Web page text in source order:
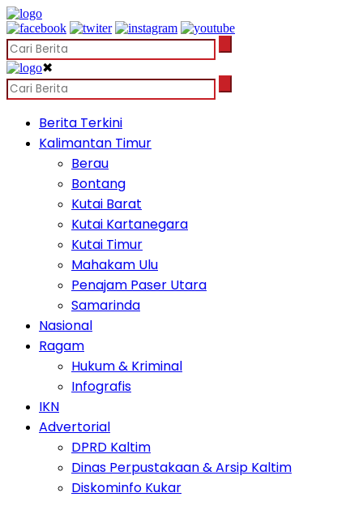
✖
Berita Terkini
Kalimantan Timur
Berau
Bontang
Kutai Barat
Kutai Kartanegara
Kutai Timur
Mahakam Ulu
Penajam Paser Utara
Samarinda
Nasional
Ragam
Hukum & Kriminal
Infografis
IKN
Advertorial
DPRD Kaltim
Dinas Perpustakaan & Arsip Kaltim
Diskominfo Kukar